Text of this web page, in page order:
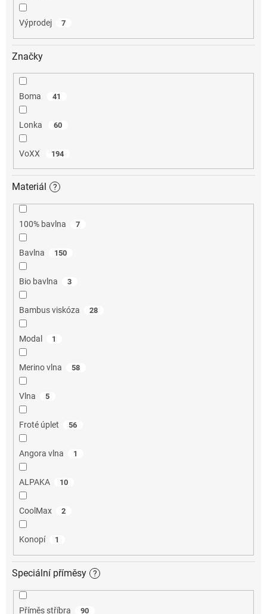
Výprodej 7
Značky
Boma 41
Lonka 60
VoXX 194
Materiál ?
100% bavlna 7
Bavlna 150
Bio bavlna 3
Bambus viskóza 28
Modal 1
Merino vlna 58
Vlna 5
Froté úplet 56
Angora vlna 1
ALPAKA 10
CoolMax 2
Konopí 1
Speciální příměsy ?
Příměs stříbra 90